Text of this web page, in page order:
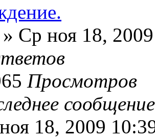
» Ср ноя 18,
Просмотров
18, 2009